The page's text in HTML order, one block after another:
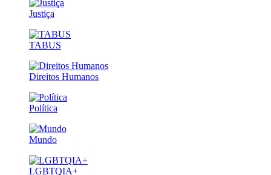
Justiça
TABUS
Direitos Humanos
Política
Mundo
LGBTQIA+